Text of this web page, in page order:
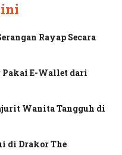
Rayap Secara
E-Wallet dari
Wanita Tangguh di
di Drakor The